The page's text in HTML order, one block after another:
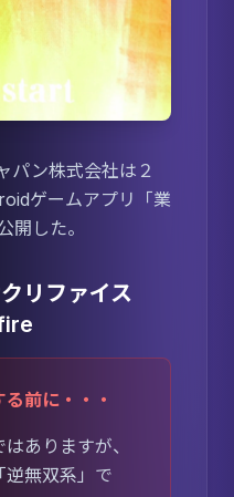
パン株式会社は２
ゲームアプリ「業
開した。
リファイス
前に・・・
ありますが、
無双系」で